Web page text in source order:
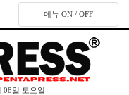
메뉴 ON / OFF
08일 토요일